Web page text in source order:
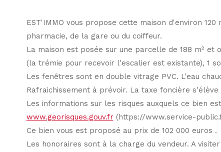
EST'IMMO vous propose cette maison d'environ
pharmacie, de la gare ou du coiffeur.
La maison est posée sur une parcelle de 188 m² et
(la trémie pour recevoir l'escalier est existante), 1
Les fenêtres sont en double vitrage PVC. L'eau
Rafraichissement à prévoir. La taxe foncière
Les informations sur les risques auxquels ce bien
www.georisques.gouv.fr (https://www.service-
Ce bien vous est proposé au prix de 102 000 euros .
Les honoraires sont à la charge du vendeur. A